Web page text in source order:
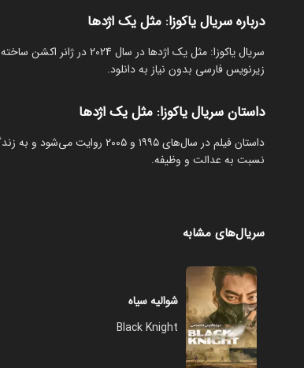
درباره سریال یاکوزا: مثل یک اژدها
زیرنویس فارسی بدون نیاز به دانلود.
داستان سریال یاکوزا: مثل یک اژدها
داستان فیلم در سال‌های
نسبت به عدالت و وظیفه.
سریال‌های مشابه
شوالیه سیاه
Black Knight